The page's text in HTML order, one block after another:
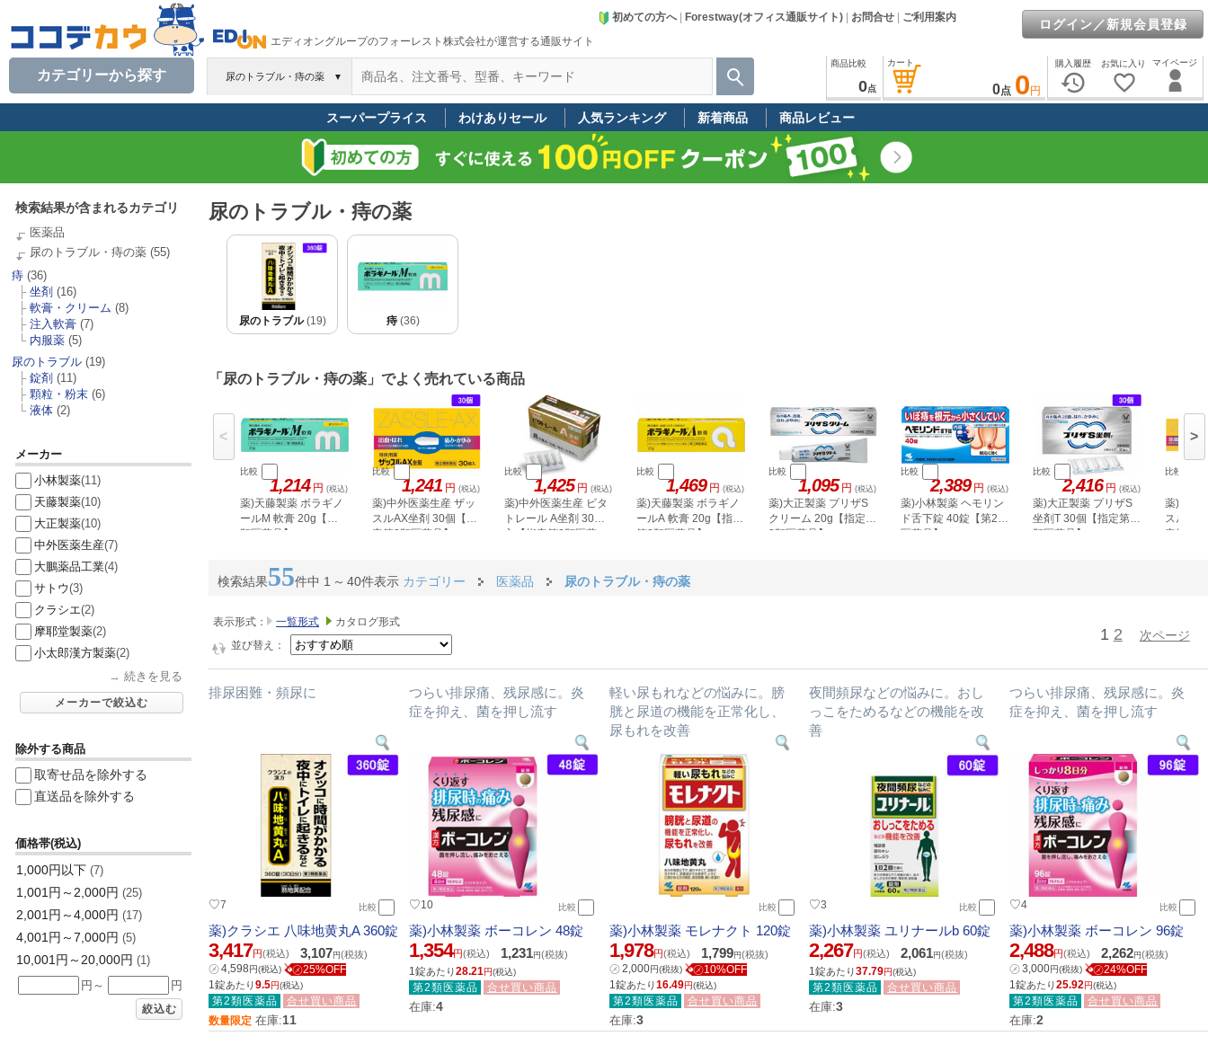
エディオングループのフォーレスト株式会社が運営する通販サイト
初めての方へ| Forestway(オフィス通販サイト) お問合せ ご利用案内 ログイン／新規会員登録
尿のトラブル・痔の薬 ▼
カテゴリーから探す
マイページ
お気に入り
favorite_border
購入履歴
history
カート
0点 0 円
商品比較
0点
スーパープライス わけありセール 人気ランキング 新着商品 商品レビュー
検索結果が含まれるカテゴリ
医薬品
尿のトラブル・痔の薬 (55)
痔 (36)
├ 坐剤 (16)
├ 軟膏・クリーム (8)
├ 注入軟膏 (7)
└ 内服薬 (5)
尿のトラブル (19)
├ 錠剤 (11)
├ 顆粒・粉末 (6)
└ 液体 (2)
メーカー
小林製薬(11)
天藤製薬(10)
大正製薬(10)
中外医薬生産(7)
大鵬薬品工業(4)
サトウ(3)
クラシエ(2)
摩耶堂製薬(2)
小太郎漢方製薬(2)
→ 続きを見る
メーカーで絞込む
除外する商品
取寄せ品を除外する
直送品を除外する
価格帯(税込)
1,000円以下 (7)
1,001円～2,000円 (25)
2,001円～4,000円 (17)
4,001円～7,000円 (5)
10,001円～20,000円 (1)
円～
円
絞込む
尿のトラブル・痔の薬
尿のトラブル(19) 痔(36)
「尿のトラブル・痔の薬」でよく売れている商品
比較
1,214 円 (税込)
薬)天藤製薬 ボラギノ
ールM 軟膏 20g【第2
類医薬品】
比較
1,241 円 (税込)
薬)中外医薬生産 ザッ
スルAX坐剤 30個【指
定第2類医薬品】
比較
1,425 円 (税込)
薬)中外医薬生産 ビタ
トレール A坐剤 30個
入【指定第2類医薬
比較
1,469 円 (税込)
薬)天藤製薬 ボラギノ
ールA 軟膏 20g【指定
第2類医薬品】
比較
1,095 円 (税込)
薬)大正製薬 プリザS
クリーム 20g【指定第
2類医薬品】
比較
2,389 円 (税込)
薬)小林製薬 ヘモリン
ド舌下錠 40錠【第2類
医薬品】
比較
2,416 円 (税込)
薬)大正製薬 プリザS
坐剤T 30個【指定第2
類医薬品】
比較
薬)中外
スルAX
定第2類
< >
検索結果55件中 1 ～ 40件表示 カテゴリー 医薬品 尿のトラブル・痔の薬
表示形式： 一覧形式
カタログ形式
並び替え：
1 2 次ページ
排尿困難・頻尿に
♡7 比較
薬)クラシエ 八味地黄丸A 360錠
3,417円(税込) 3,107円(税抜)
㋱4,598円(税込) ㋱25%OFF
1錠あたり9.5円(税込)
第2類医薬品
合せ買い商品
数量限定 在庫:11
つらい排尿痛、残尿感に。炎
症を抑え、菌を押し流す
♡10 比較
薬)小林製薬 ボーコレン 48錠
1,354円(税込) 1,231円(税抜)
1錠あたり28.21円(税込)
第2類医薬品 合せ買い商品
在庫:4
軽い尿もれなどの悩みに。膀
胱と尿道の機能を正常化し、
尿もれを改善
比較
薬)小林製薬 モレナクト 120錠
1,978円(税込) 1,799円(税抜)
㋱2,000円(税抜) ㋱10%OFF
1錠あたり16.49円(税込)
第2類医薬品 合せ買い商品
在庫:3
夜間頻尿などの悩みに。おし
っこをためるなどの機能を改
善
♡3 比較
薬)小林製薬 ユリナールb 60錠
2,267円(税込) 2,061円(税抜)
1錠あたり37.79円(税込)
第2類医薬品 合せ買い商品
在庫:3
つらい排尿痛、残尿感に。炎
症を抑え、菌を押し流す
♡4 比較
薬)小林製薬 ボーコレン 96錠
2,488円(税込) 2,262円(税抜)
㋱3,000円(税抜) ㋱24%OFF
1錠あたり25.92円(税込)
第2類医薬品 合せ買い商品
在庫:2